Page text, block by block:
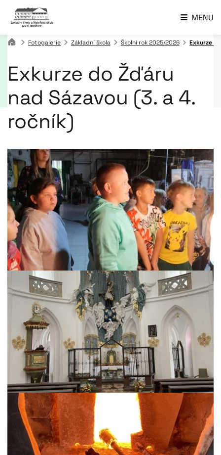
MENU
Fotogalerie Základní škola Školní rok 2025/2026 Exkurze
Exkurze do Žďáru
nad Sázavou (3. a 4.
ročník)